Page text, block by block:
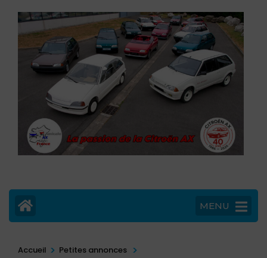
MENU
Accueil > Petites annonces >